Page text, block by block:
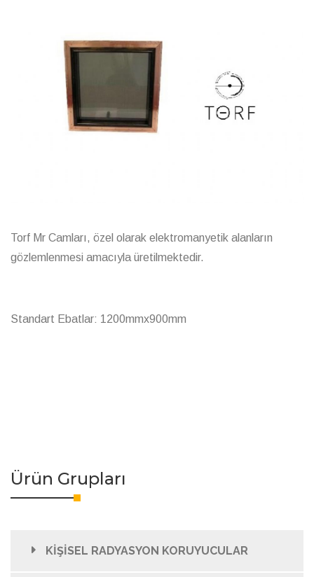
Torf Mr Camları, özel olarak elektromanyetik alanların
gözlemlenmesi amacıyla üretilmektedir.
Standart Ebatlar: 1200mmx900mm
Ürün Grupları
KİŞİSEL RADYASYON KORUYUCULAR